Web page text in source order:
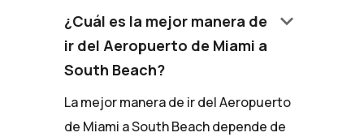
¿Cuál es la mejor manera de
ir del Aeropuerto de Miami a
South Beach?
keyboard_arrow_down
La mejor manera de ir del Aeropuerto
de Miami a South Beach depende de